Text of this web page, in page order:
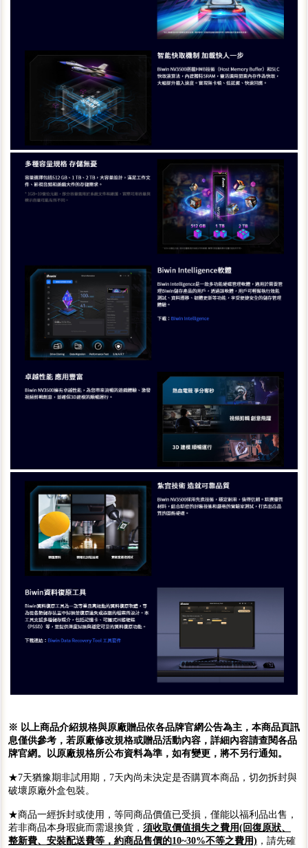
※ 以上商品介紹規格與原廠贈品依各品牌官網公告為主，本商品頁訊
息僅供參考，若原廠修改規格或贈品活動內容，詳細內容請查閱各品
牌官網。以原廠規格所公布資料為準，如有變更，將不另行通知。
★7天猶豫期非試用期，7天內尚未決定是否購買本商品，切勿拆封與
破壞原廠外盒包裝。
★商品一經拆封或使用，等同商品價值已受損，僅能以福利品出售，
若非商品本身瑕疵而需退換貨， 須收取價值損失之費用(回復原狀、
整新費、安裝配送費等，約商品售價的10~30%不等之費用) ，請先確